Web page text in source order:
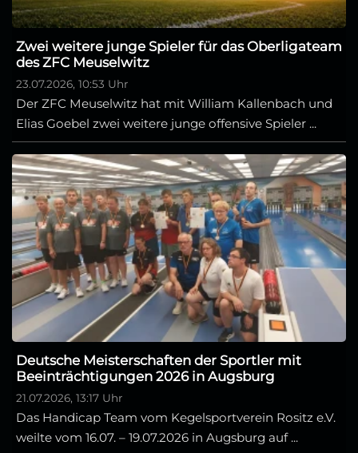
Zwei weitere junge Spieler für das Oberligateam
des ZFC Meuselwitz
23.07.2026, 10:53 Uhr
Der ZFC Meuselwitz hat mit William Kallenbach und
Elias Goebel zwei weitere junge offensive Spieler ...
Deutsche Meisterschaften der Sportler mit
Beeinträchtigungen 2026 in Augsburg
21.07.2026, 13:17 Uhr
Das Handicap Team vom Kegelsportverein Rositz e.V.
weilte vom 16.07. – 19.07.2026 in Augsburg auf ...